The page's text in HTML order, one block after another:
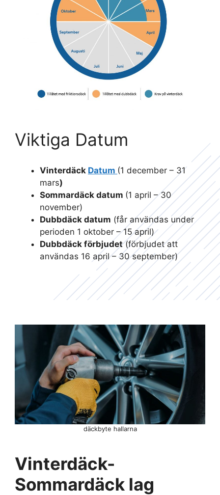
Viktiga Datum
Vinterdäck Datum (1 december – 31
mars)
Sommardäck datum (1 april – 30
november)
Dubbdäck datum (får användas under
perioden 1 oktober – 15 april)
Dubbdäck förbjudet(förbjudet att
användas 16 april – 30 september)
däckbyte hallarna
Vinterdäck-
Sommardäck lag